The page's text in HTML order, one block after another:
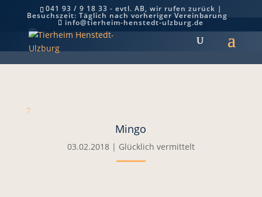
041 93 / 9 18 33 - evtl. AB, wir rufen zurück |
Besuchszeit: Täglich nach vorheriger Vereinbarung
info@tierheim-henstedt-ulzburg.de
Mingo
7
Mingo
03.02.2018| Glücklich vermittelt